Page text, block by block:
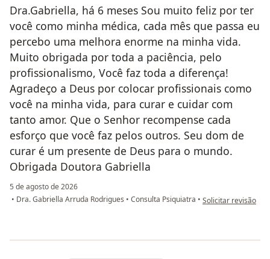
Dra.Gabriella, há 6 meses Sou muito feliz por ter
você como minha médica, cada mês que passa eu
percebo uma melhora enorme na minha vida.
Muito obrigada por toda a paciência, pelo
profissionalismo, Você faz toda a diferença!
Agradeço a Deus por colocar profissionais como
você na minha vida, para curar e cuidar com
tanto amor. Que o Senhor recompense cada
esforço que você faz pelos outros. Seu dom de
curar é um presente de Deus para o mundo.
Obrigada Doutora Gabriella
5 de agosto de 2026
• Dra. Gabriella Arruda Rodrigues • Consulta Psiquiatra • na opinião do
Solicitar revisão